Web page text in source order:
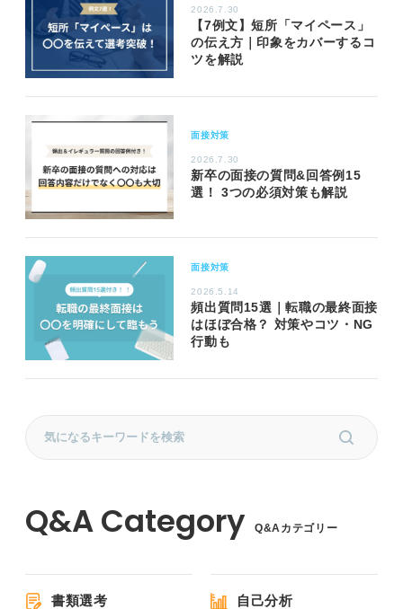
2026.7.30
【7例文】短所「マイペース」
の伝え方｜印象をカバーするコ
ツを解説
面接対策
2026.7.30
新卒の面接の質問&回答例15
選！ 3つの必須対策も解説
面接対策
2026.5.14
頻出質問15選｜転職の最終面接
はほぼ合格？ 対策やコツ・NG
行動も
Q&Aカテゴリー
書類選考 自己分析